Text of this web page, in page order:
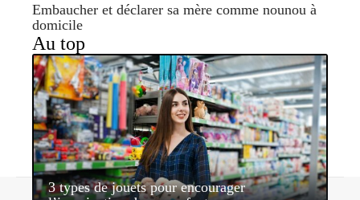
Embaucher et déclarer sa mère comme nounou à
domicile
Au top
3 types de jouets pour encourager